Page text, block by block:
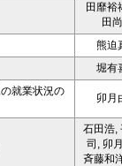
田靡裕
田
熊迫
堀有
就業状況の
卯月
石田浩,
司, 卯
斉藤和